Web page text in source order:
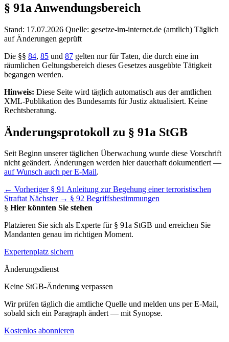
§ 91a Anwendungsbereich
Stand: 17.07.2026 Quelle: gesetze-im-internet.de (amtlich) Täglich
auf Änderungen geprüft
Die §§ 84, 85 und 87 gelten nur für Taten, die durch eine im
räumlichen Geltungsbereich dieses Gesetzes ausgeübte Tätigkeit
begangen werden.
Hinweis: Diese Seite wird täglich automatisch aus der amtlichen
XML-Publikation des Bundesamts für Justiz aktualisiert. Keine
Rechtsberatung.
Änderungsprotokoll zu § 91a StGB
Seit Beginn unserer täglichen Überwachung wurde diese Vorschrift
nicht geändert. Änderungen werden hier dauerhaft dokumentiert —
auf Wunsch auch per E-Mail.
← Vorheriger § 91 Anleitung zur Begehung einer terroristischen
Straftat Nächster → § 92 Begriffsbestimmungen
§ Hier könnten Sie stehen
Platzieren Sie sich als Experte für § 91a StGB und erreichen Sie
Mandanten genau im richtigen Moment.
Expertenplatz sichern
Änderungsdienst
Keine StGB-Änderung verpassen
Wir prüfen täglich die amtliche Quelle und melden uns per E-Mail,
sobald sich ein Paragraph ändert — mit Synopse.
Kostenlos abonnieren